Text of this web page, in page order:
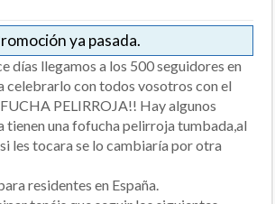
ya pasada.
días llegamos a los 500 seguidores en
celebrarlo con todos vosotros con el
PELIRROJA!! Hay algunos
tienen una fofucha pelirroja tumbada,al
les tocara se lo cambiaría por otra
residentes en España.